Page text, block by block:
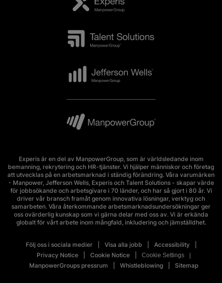
Experis är en del av ManpowerGroup, som är världsledande inom
bemanning, rekrytering och HR-tjänster. Vi hjälper människor och företag
att utvecklas på en arbetsmarknad i ständig förändring. Våra varumärken
- Manpower, Jefferson Wells, Experis och Talent Solutions - skapar värde
för jobbsökande och arbetsgivare i 70 länder, och har så gjort i 80 år. Vi
driver vår bransch framåt genom innovativa lösningar, verktyg och
samarbeten. Våra återkommande arbetsmarknadsundersökningar ger
oss ovärderlig kunskap som vi gärna delar med oss av. Vi är erkända
globalt för vårt arbete inom mångfald, inkludering och jämställdhet.
Följ oss i sociala medier Visa alla jobb
Accessibility
Privacy Notice
Cookie Notice Cookie Settings
ManpowerGroups pressrum Whistleblowing Sitemap